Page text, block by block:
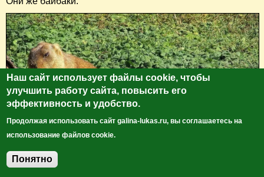
Наш сайт использует файлы cookie, чтобы
улучшить работу сайта, повысить его
эффективность и удобство.
Продолжая использовать сайт galina-lukas.ru, вы соглашаетесь на
использование файлов cookie.
Понятно